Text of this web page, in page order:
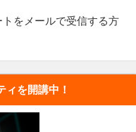
をメールで受信する方
ィを開講中！